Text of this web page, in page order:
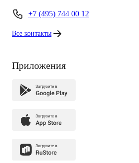
+7 (495) 744 00 12
Все контакты
Приложения